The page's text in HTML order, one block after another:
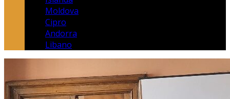
Moldova
Cipro
Andorra
Libano